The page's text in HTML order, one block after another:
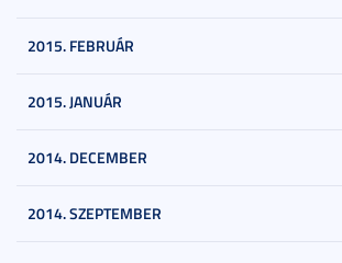
2015. FEBRUÁR
2015. JANUÁR
2014. DECEMBER
2014. SZEPTEMBER